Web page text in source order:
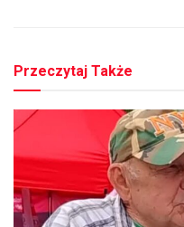
Przeczytaj Także